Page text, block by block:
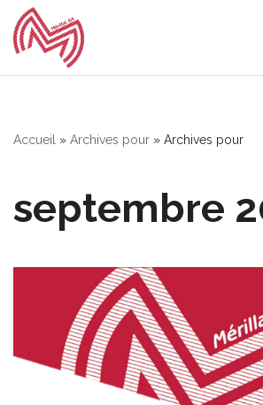
Aller
Accueil » Archives pour » Archives pour
septembre